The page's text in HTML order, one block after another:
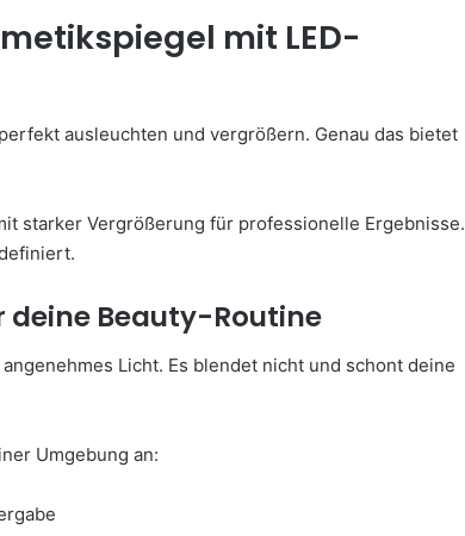
mit LED-
ausleuchten und vergrößern. Genau das bietet
starker Vergrößerung für professionelle Ergebnisse.
Beauty-Routine
Licht. Es blendet nicht und schont deine
Umgebung an: